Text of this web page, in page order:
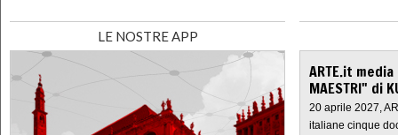
LE NOSTRE APP
ARTE.it
MAESTRI" di
20 aprile 2027,
italiane cinque